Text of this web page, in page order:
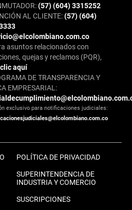
(57) (604) 3315252
AL CLIENTE:(57) (604)
asuntos relacionados con
quejas y reclamos (PQR),
aquí
DE TRANSPARENCIA Y
EMPRESARIAL:
exclusivo para notificaciones judiciales:
POLÍTICA DE PRIVACIDAD
SUPERINTENDENCIA DE
INDUSTRIA Y COMERCIO
SUSCRIPCIONES